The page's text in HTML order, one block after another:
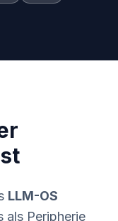
LLM-OS
als Peripherie